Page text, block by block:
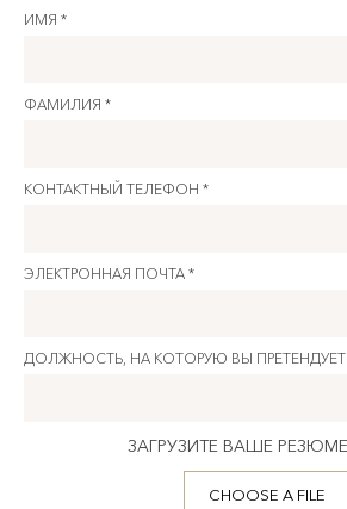
ИМЯ *
ФАМИЛИЯ *
КОНТАКТНЫЙ ТЕЛЕФОН *
ЭЛЕКТРОННАЯ ПОЧТА *
ДОЛЖНОСТЬ, НА КОТОРУЮ ВЫ
ЗАГРУЗИТЕ ВАШЕ
CHOOSE A FILE